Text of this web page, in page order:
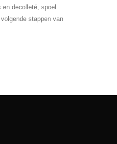
decolleté, spoel
stappen van